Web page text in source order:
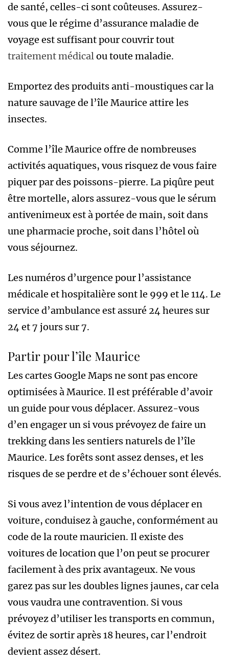
de santé, celles-ci sont coûteuses. Assurez-
vous que le régime d’assurance maladie de
voyage est suffisant pour couvrir tout
traitement médicalou toute maladie.
Emportez des produits anti-moustiques car la
nature sauvage de l’île Maurice attire les
insectes.
Comme l’île Maurice offre de nombreuses
activités aquatiques, vous risquez de vous faire
piquer par des poissons-pierre. La piqûre peut
être mortelle, alors assurez-vous que le sérum
antivenimeux est à portée de main, soit dans
une pharmacie proche, soit dans l’hôtel où
vous séjournez.
Les numéros d’urgence pour l’assistance
médicale et hospitalière sont le 999 et le 114. Le
service d’ambulance est assuré 24 heures sur
24 et 7 jours sur 7.
Partir pour l’île Maurice
Les cartes Google Maps ne sont pas encore
optimisées à Maurice. Il est préférable d’avoir
un guide pour vous déplacer. Assurez-vous
d’en engager un si vous prévoyez de faire un
trekking dans les sentiers naturels de l’île
Maurice. Les forêts sont assez denses, et les
risques de se perdre et de s’échouer sont élevés.
Si vous avez l’intention de vous déplacer en
voiture, conduisez à gauche, conformément au
code de la route mauricien. Il existe des
voitures de location que l’on peut se procurer
facilement à des prix avantageux. Ne vous
garez pas sur les doubles lignes jaunes, car cela
vous vaudra une contravention. Si vous
prévoyez d’utiliser les transports en commun,
évitez de sortir après 18 heures, car l’endroit
devient assez désert.